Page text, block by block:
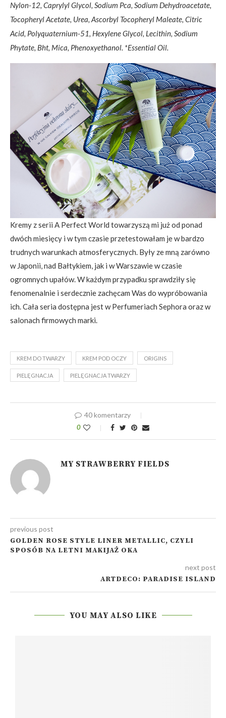
Nylon-12, Caprylyl Glycol, Sodium Pca, Sodium Dehydroacetate,
Tocopheryl Acetate, Urea, Ascorbyl Tocopheryl Maleate, Citric
Acid, Polyquaternium-51, Hexylene Glycol, Lecithin, Sodium
Phytate, Bht, Mica, Phenoxyethanol. *Essential Oil.
Kremy z serii A Perfect World towarzyszą mi już od ponad
dwóch miesięcy i w tym czasie przetestowałam je w bardzo
trudnych warunkach atmosferycznych. Były ze mną zarówno
w Japonii, nad Bałtykiem, jak i w Warszawie w czasie
ogromnych upałów. W każdym przypadku sprawdziły się
fenomenalnie i serdecznie zachęcam Was do wypróbowania
ich. Cała seria dostępna jest w Perfumeriach Sephora oraz w
salonach firmowych marki.
KREM DO TWARZY KREM POD OCZY ORIGINS
PIELĘGNACJA PIELĘGNACJA TWARZY
40 komentarzy
0
MY STRAWBERRY FIELDS
previous post
GOLDEN ROSE STYLE LINER METALLIC, CZYLI
SPOSÓB NA LETNI MAKIJAŻ OKA
next post
ARTDECO: PARADISE ISLAND
YOU MAY ALSO LIKE